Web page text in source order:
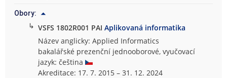
Obory:
↳ VSFS 1802R001 PAIAplikovaná informatika
Název anglicky: Applied Informatics
bakalářské prezenční jednooborové, vyučovací
jazyk: čeština
Akreditace: 17. 7. 2015 – 31. 12. 2024